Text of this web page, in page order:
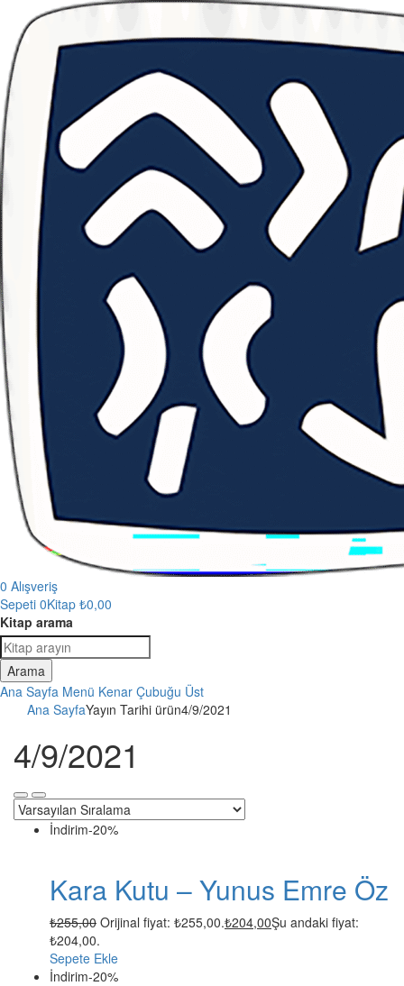
0 Alışveriş
Sepeti 0Kitap ₺0,00
Kitap arama
Arama
Ana Sayfa Menü Kenar Çubuğu Üst
Ana SayfaYayın Tarihi ürün4/9/2021
4/9/2021
İndirim-20%
Kara Kutu – Yunus Emre Öz
₺255,00 Orijinal fiyat: ₺255,00.₺204,00Şu andaki fiyat:
₺204,00.
Sepete Ekle
İndirim-20%